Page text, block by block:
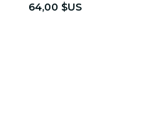
64,00 $US